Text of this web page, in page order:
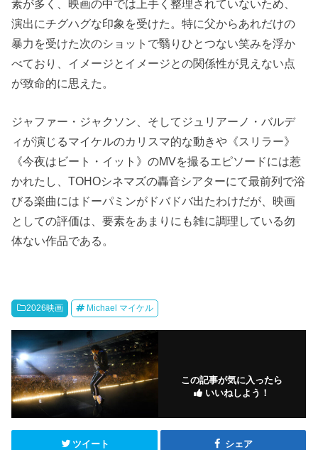
素が多く、映画の中では上手く整理されていないため、
演出にチグハグな印象を受けた。特に父からあれだけの
暴力を受けた次のショットで翳りひとつない笑みを浮か
べており、イメージとイメージとの関係性が見えない点
が致命的に思えた。
ジャファー・ジャクソン、そしてジュリアーノ・バルデ
ィが演じるマイケルのカリスマ的な動きや《スリラー》
《今夜はビート・イット》のMVを撮るエピソードには惹
かれたし、TOHOシネマズの轟音シアターにて最前列で浴
びる楽曲にはドーパミンがドバドバ出たわけだが、映画
としての評価は、要素をあまりにも雑に調理している勿
体ない作品である。
2026映画 Michael マイケル
この記事が気に入ったら
いいねしよう！
ツイート シェア